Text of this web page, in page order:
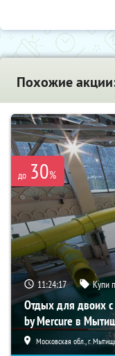
Похожие
до 30%
11:24:16 Купи
Отдых для двоих с
by Mercure в
Московская обл., г.